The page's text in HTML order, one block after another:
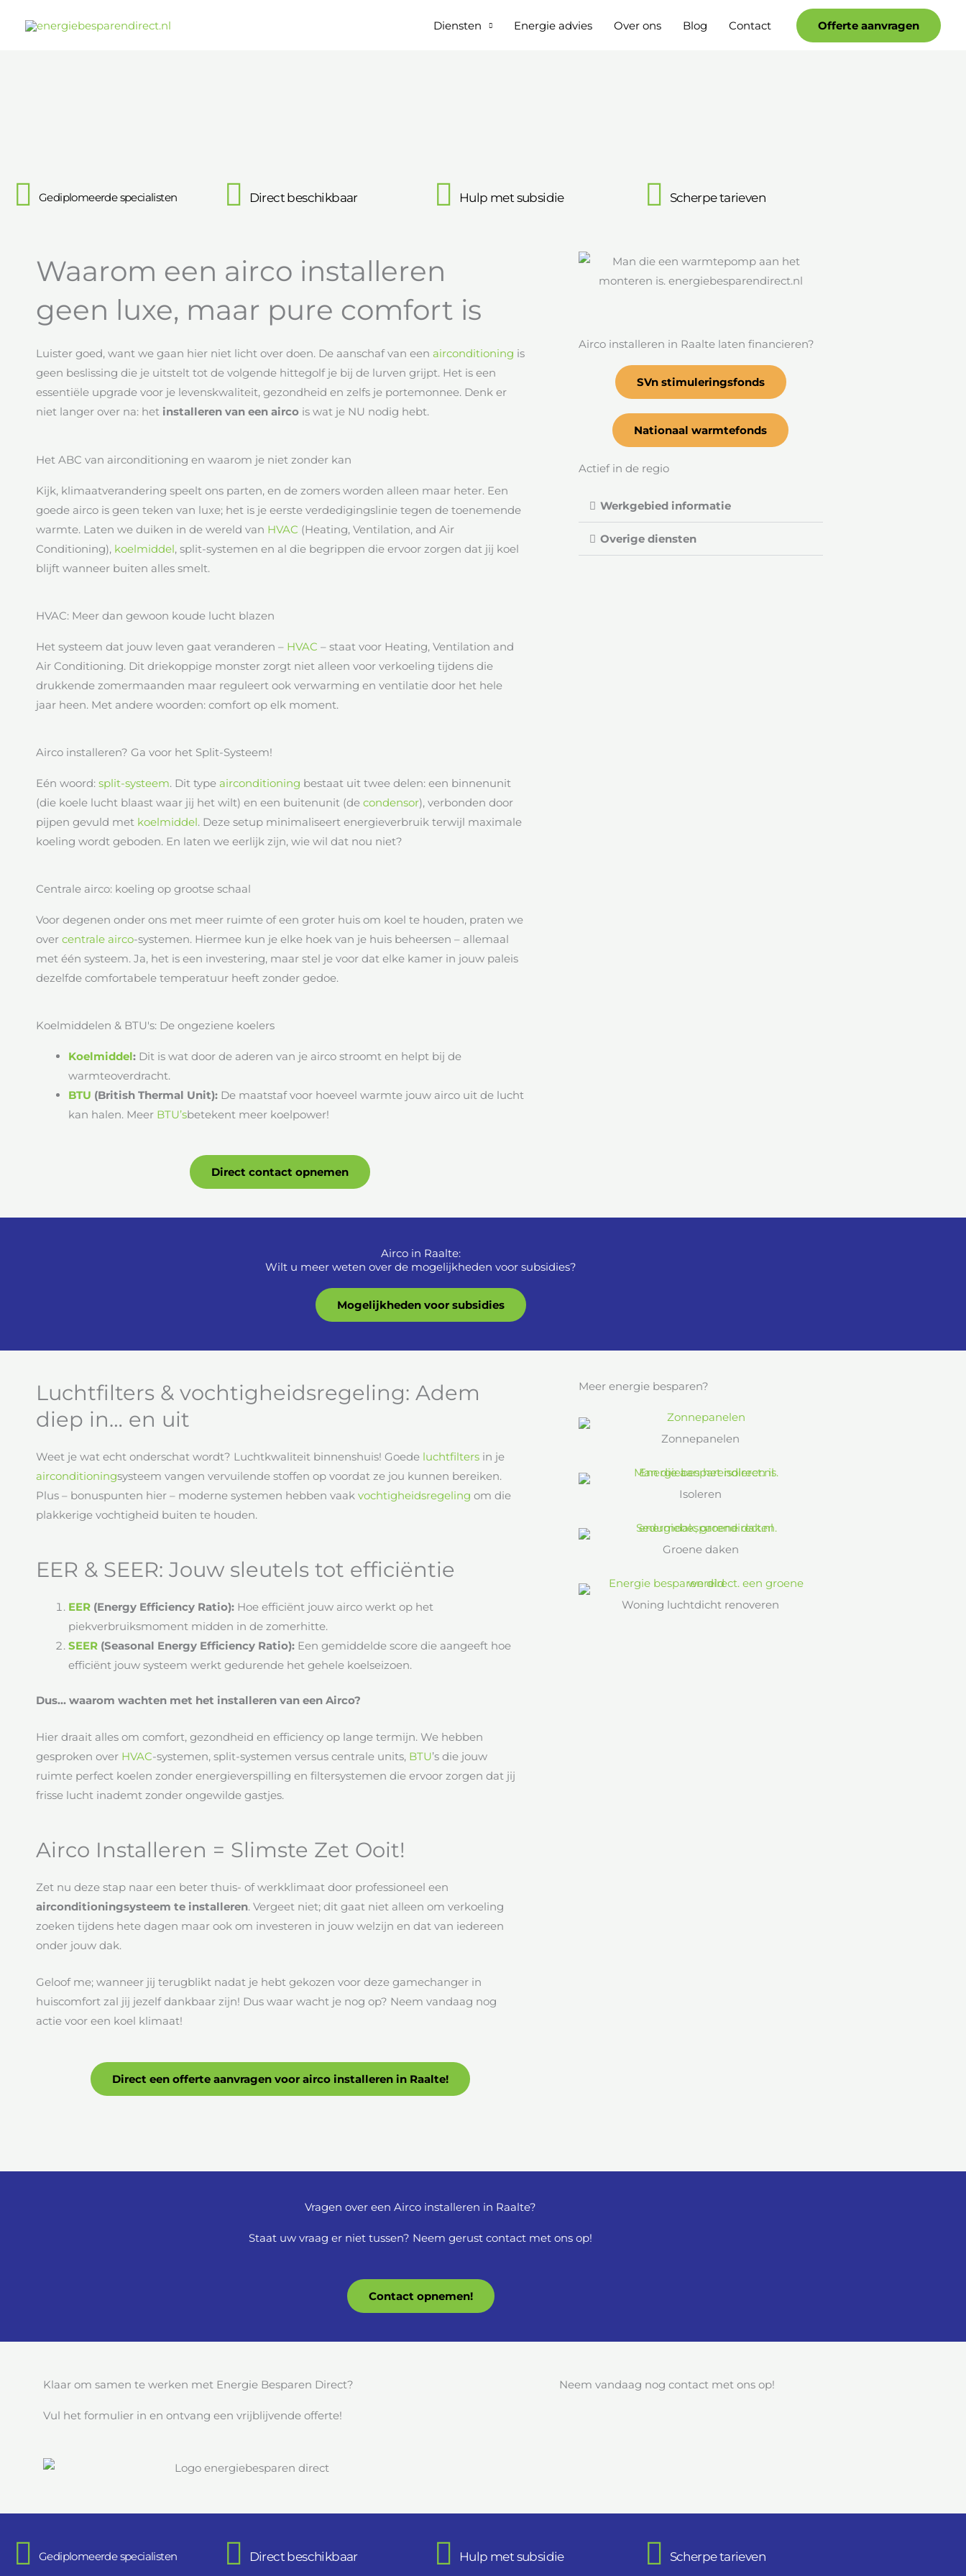
Diensten Energie advies Over ons Blog Contact Offerte aanvragen
Gediplomeerde specialisten Direct beschikbaar Hulp met subsidie Scherpe tarieven
Waarom een airco installeren
geen luxe, maar pure comfort is
Luister goed, want we gaan hier niet licht over doen. De aanschaf van een airconditioning is
geen beslissing die je uitstelt tot de volgende hittegolf je bij de lurven grijpt. Het is een
essentiële upgrade voor je levenskwaliteit, gezondheid en zelfs je portemonnee. Denk er
niet langer over na: het installeren van een airco is wat je NU nodig hebt.
Het ABC van airconditioning en waarom je niet zonder kan
Kijk, klimaatverandering speelt ons parten, en de zomers worden alleen maar heter. Een
goede airco is geen teken van luxe; het is je eerste verdedigingslinie tegen de toenemende
warmte. Laten we duiken in de wereld van HVAC (Heating, Ventilation, and Air
Conditioning), koelmiddel, split-systemen en al die begrippen die ervoor zorgen dat jij koel
blijft wanneer buiten alles smelt.
HVAC: Meer dan gewoon koude lucht blazen
Het systeem dat jouw leven gaat veranderen – HVAC – staat voor Heating, Ventilation and
Air Conditioning. Dit driekoppige monster zorgt niet alleen voor verkoeling tijdens die
drukkende zomermaanden maar reguleert ook verwarming en ventilatie door het hele
jaar heen. Met andere woorden: comfort op elk moment.
Airco installeren? Ga voor het Split-Systeem!
Eén woord: split-systeem. Dit type airconditioning bestaat uit twee delen: een binnenunit
(die koele lucht blaast waar jij het wilt) en een buitenunit (de condensor), verbonden door
pijpen gevuld met koelmiddel. Deze setup minimaliseert energieverbruik terwijl maximale
koeling wordt geboden. En laten we eerlijk zijn, wie wil dat nou niet?
Centrale airco: koeling op grootse schaal
Voor degenen onder ons met meer ruimte of een groter huis om koel te houden, praten we
over centrale airco-systemen. Hiermee kun je elke hoek van je huis beheersen – allemaal
met één systeem. Ja, het is een investering, maar stel je voor dat elke kamer in jouw paleis
dezelfde comfortabele temperatuur heeft zonder gedoe.
Koelmiddelen & BTU's: De ongeziene koelers
Koelmiddel: Dit is wat door de aderen van je airco stroomt en helpt bij de
warmteoverdracht.
BTU (British Thermal Unit): De maatstaf voor hoeveel warmte jouw airco uit de lucht
kan halen. Meer BTU’sbetekent meer koelpower!
Direct contact opnemen
Airco installeren in Raalte laten financieren?
SVn stimuleringsfonds
Nationaal warmtefonds
Actief in de regio
Werkgebied informatie
Overige diensten
Airco in Raalte:
Wilt u meer weten over de mogelijkheden voor subsidies?
Mogelijkheden voor subsidies
Luchtfilters & vochtigheidsregeling: Adem
diep in… en uit
Weet je wat echt onderschat wordt? Luchtkwaliteit binnenshuis! Goede luchtfilters in je
airconditioningsysteem vangen vervuilende stoffen op voordat ze jou kunnen bereiken.
Plus – bonuspunten hier – moderne systemen hebben vaak vochtigheidsregeling om die
plakkerige vochtigheid buiten te houden.
EER & SEER: Jouw sleutels tot efficiëntie
EER (Energy Efficiency Ratio): Hoe efficiënt jouw airco werkt op het
piekverbruiksmoment midden in de zomerhitte.
SEER (Seasonal Energy Efficiency Ratio): Een gemiddelde score die aangeeft hoe
efficiënt jouw systeem werkt gedurende het gehele koelseizoen.
Dus… waarom wachten met het installeren van een Airco?
Hier draait alles om comfort, gezondheid en efficiency op lange termijn. We hebben
gesproken over HVAC-systemen, split-systemen versus centrale units, BTU’s die jouw
ruimte perfect koelen zonder energieverspilling en filtersystemen die ervoor zorgen dat jij
frisse lucht inademt zonder ongewilde gastjes.
Airco Installeren = Slimste Zet Ooit!
Zet nu deze stap naar een beter thuis- of werkklimaat door professioneel een
airconditioningsysteem te installeren. Vergeet niet; dit gaat niet alleen om verkoeling
zoeken tijdens hete dagen maar ook om investeren in jouw welzijn en dat van iedereen
onder jouw dak.
Geloof me; wanneer jij terugblikt nadat je hebt gekozen voor deze gamechanger in
huiscomfort zal jij jezelf dankbaar zijn! Dus waar wacht je nog op? Neem vandaag nog
actie voor een koel klimaat!
Direct een offerte aanvragen voor airco installeren in Raalte!
Meer energie besparen?
Zonnepanelen
Isoleren
Groene daken
Woning luchtdicht renoveren
Vragen over een Airco installeren in Raalte?
Staat uw vraag er niet tussen? Neem gerust contact met ons op!
Contact opnemen!
Klaar om samen te werken met Energie Besparen Direct?
Vul het formulier in en ontvang een vrijblijvende offerte!
Neem vandaag nog contact met ons op!
Gediplomeerde specialisten Direct beschikbaar Hulp met subsidie Scherpe tarieven